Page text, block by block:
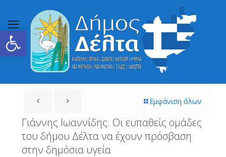
Ανοίξτε τη γραμμή εργαλείων
Εμφάνιση όλων
Γιάννης Ιωαννίδης: Οι ευπαθείς ομάδες
του δήμου Δέλτα να έχουν πρόσβαση
στην δημόσια υγεία